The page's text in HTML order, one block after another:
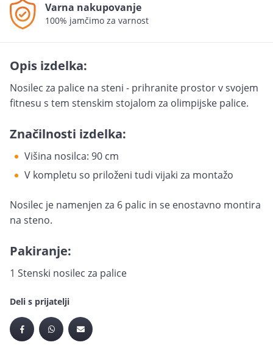
Varna nakupovanje
100% jamčimo za varnost
Opis izdelka:
Nosilec za palice na steni - prihranite prostor v svojem
fitnesu s tem stenskim stojalom za olimpijske palice.
Značilnosti izdelka:
Višina nosilca: 90 cm
V kompletu so priloženi tudi vijaki za montažo
Nosilec je namenjen za 6 palic in se enostavno montira
na steno.
Pakiranje:
1 Stenski nosilec za palice
Deli s prijatelji